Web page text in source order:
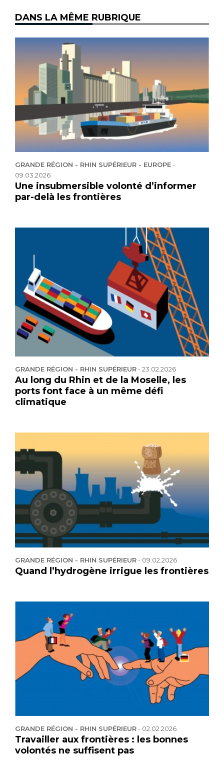
DANS LA MÊME RUBRIQUE
GRANDE RÉGION - RHIN SUPÉRIEUR - EUROPE-
09.03.2026
Une insubmersible volonté d’informer
par-delà les frontières
GRANDE RÉGION - RHIN SUPÉRIEUR-23.02.2026
Au long du Rhin et de la Moselle, les
ports font face à un même défi
climatique
GRANDE RÉGION - RHIN SUPÉRIEUR- 09.02.2026
Quand l’hydrogène irrigue les frontières
GRANDE RÉGION - RHIN SUPÉRIEUR- 02.02.2026
Travailler aux frontières : les bonnes
volontés ne suffisent pas